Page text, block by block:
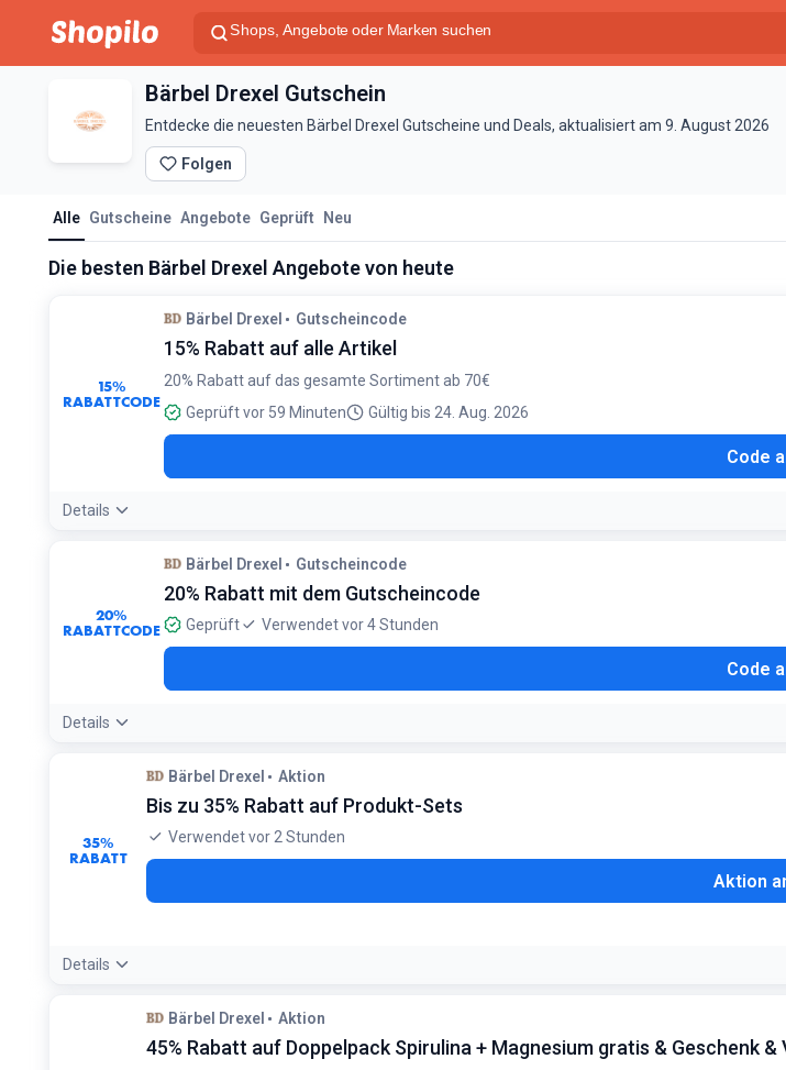
Bärbel Drexel Gutschein
Entdecke die neuesten Bärbel Drexel Gutscheine und Deals, aktualisiert am 9. August 2026
Folgen
Alle Gutscheine Angebote Geprüft Neu
Die besten Bärbel Drexel Angebote von heute
15%
RABATTCODE
Bärbel Drexel Gutscheincode
15% Rabatt auf alle Artikel
20% Rabatt auf das gesamte Sortiment ab 70€
Geprüft vor 59 Minuten
Gültig bis 24. Aug. 2026
Code
Details
20%
RABATTCODE
Bärbel Drexel Gutscheincode
20% Rabatt mit dem Gutscheincode
Geprüft Verwendet vor 4 Stunden
Code
Details
Angebotsdetails: Nutzen Sie diesen Code, um bei Ihrem Einkauf fast im gesamten Sortiment zu sparen
35%
RABATT
Bärbel Drexel Aktion
Bis zu 35% Rabatt auf Produkt-Sets
Verwendet vor 2 Stunden
Aktion
Details
Angebotsdetails: Sets bieten meist einen deutlich besseren Grundpreis pro Einheit im Vergleich zum
Bedingungen:
Gilt für ausgewählte Sets und Bundles
Bärbel Drexel Aktion
45% Rabatt auf Doppelpack Spirulina + Magnesium gratis & Geschenk